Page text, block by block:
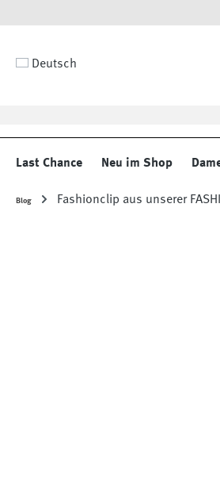
Deutsch
Last Chance Neu im Shop
Blog Fashionclip aus unserer